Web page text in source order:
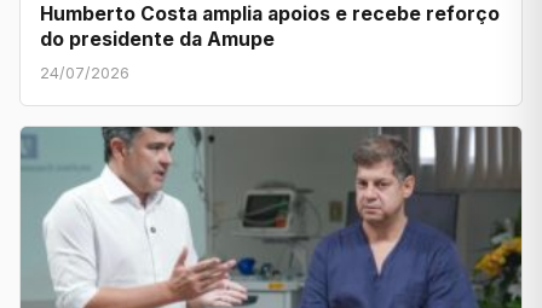
Humberto Costa amplia apoios e recebe reforço
do presidente da Amupe
24/07/2026